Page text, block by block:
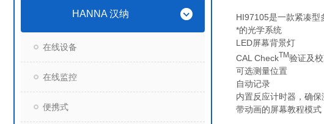
HANNA 汉纳
在线设备
在线监控
便携式
HI97105是一款紧凑型
*的光学系统
LED屏幕背景灯
CAL CheckTM验证及
可选测量位置
自动记录
内置反应计时器，确保
带动画的屏幕教程模式